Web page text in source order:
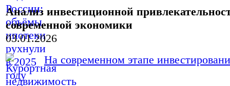
Анализ инвестиционной
современной экономики
03.01.2026
На современном этапе